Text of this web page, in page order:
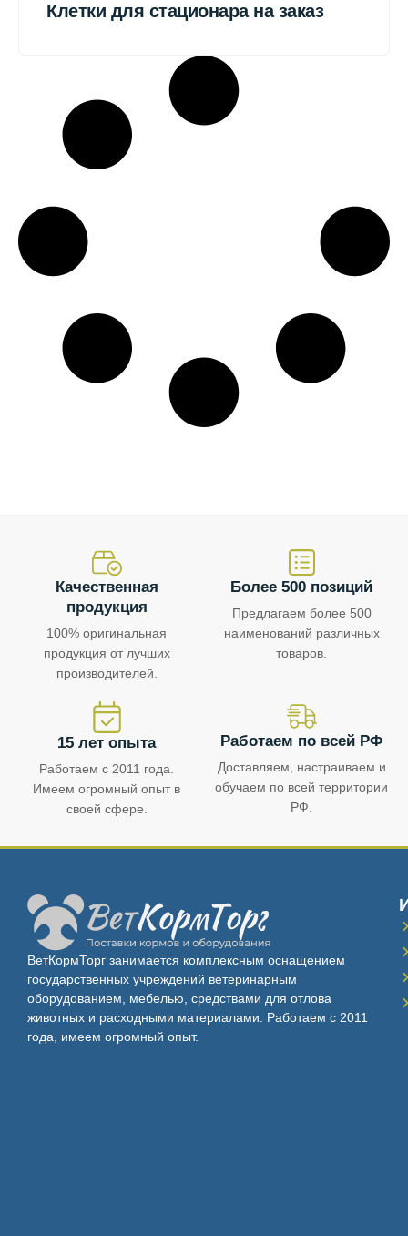
Клетки для стационара на заказ
Качественная
продукция
100% оригинальная
продукция от лучших
производителей.
Более 500 позиций
Предлагаем более 500
наименований различных
товаров.
15 лет опыта
Работаем с 2011 года.
Имеем огромный опыт в
своей сфере.
Работаем по всей РФ
Доставляем, настраиваем и
обучаем по всей территории
РФ.
ВетКормТорг занимается комплексным оснащением
государственных учреждений ветеринарным
оборудованием, мебелью, средствами для отлова
животных и расходными материалами. Работаем с 2011
года, имеем огромный опыт.